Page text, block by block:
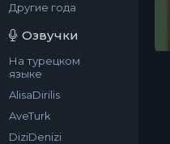
Другие года
Озвучки
На турецком
языке
AlisaDirilis
AveTurk
DiziDenizi